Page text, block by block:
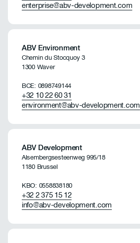
enterprise@abv-development.com
ABV Environment
Chemin du Stocquoy 3
1300 Waver
BCE: 0898749144
+32 10 22 60 31
environment@abv-development.com
ABV Development
Alsembergsesteenweg 995/18
1180 Brussel
KBO: 0558838180
+32 2 375 15 12
info@abv-development.com